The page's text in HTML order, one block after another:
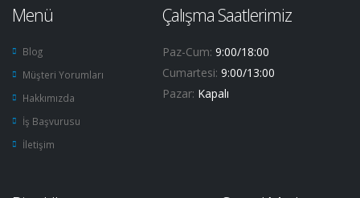
Menü
Blog
Müşteri Yorumları
Hakkımızda
İş Başvurusu
İletişim
Çalışma Saatlerimiz
Paz-Cum: 9:00/18:00
Cumartesi: 9:00/13:00
Pazar: Kapalı